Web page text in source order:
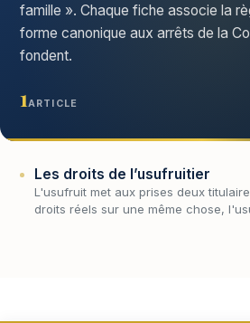
famille ». Chaque fiche associe la
forme canonique aux arrêts de la
fondent.
1 ARTICLE
Les droits de l’usufruitier
L'usufruit met aux prises deux
droits réels sur une même chose,